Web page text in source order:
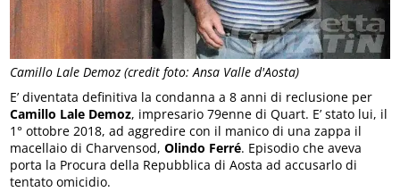
Camillo Lale Demoz (credit foto: Ansa Valle d'Aosta)
E’ diventata definitiva la condanna a 8 anni di reclusione per
Camillo Lale Demoz, impresario 79enne di Quart. E’ stato lui, il
1° ottobre 2018, ad aggredire con il manico di una zappa il
macellaio di Charvensod,Olindo Ferré. Episodio che aveva
porta la Procura della Repubblica di Aosta ad accusarlo di
tentato omicidio.